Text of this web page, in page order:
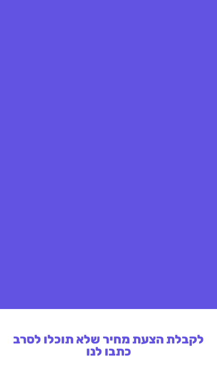
לקבלת הצעת מחיר שלא תוכלו לסרב
כתבו לנו